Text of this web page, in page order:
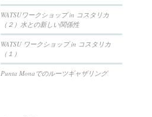
WATSUワークショップ in コスタリカ
（２）水との新しい関係性
WATSU ワークショップ in コスタリカ
（１）
Punta Monaでのルーツギャザリング